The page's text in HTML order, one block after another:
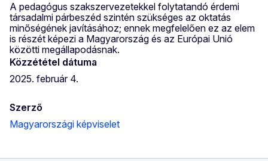
A pedagógus szakszervezetekkel folytatandó érdemi
társadalmi párbeszéd szintén szükséges az oktatás
minőségének javításához; ennek megfelelően ez az elem
is részét képezi a Magyarország és az Európai Unió
közötti megállapodásnak.
Közzététel dátuma
2025. február 4.
Szerző
Magyarországi képviselet